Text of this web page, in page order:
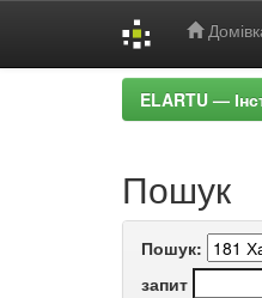
ELARTU —
Пошук
Пошук:
запит